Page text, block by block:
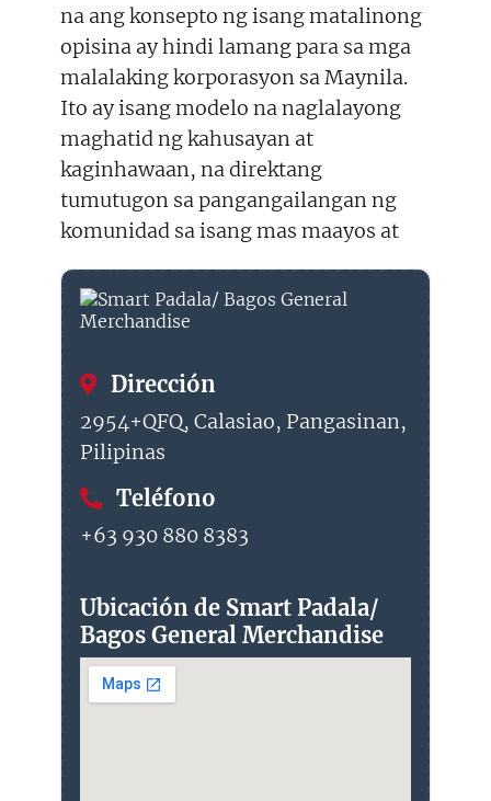
na ang konsepto ng isang matalinong
opisina ay hindi lamang para sa mga
malalaking korporasyon sa Maynila.
Ito ay isang modelo na naglalayong
maghatid ng kahusayan at
kaginhawaan, na direktang
tumutugon sa pangangailangan ng
komunidad sa isang mas maayos at
Dirección
2954+QFQ, Calasiao, Pangasinan,
Pilipinas
Teléfono
+63 930 880 8383
Ubicación de Smart Padala/
Bagos General Merchandise